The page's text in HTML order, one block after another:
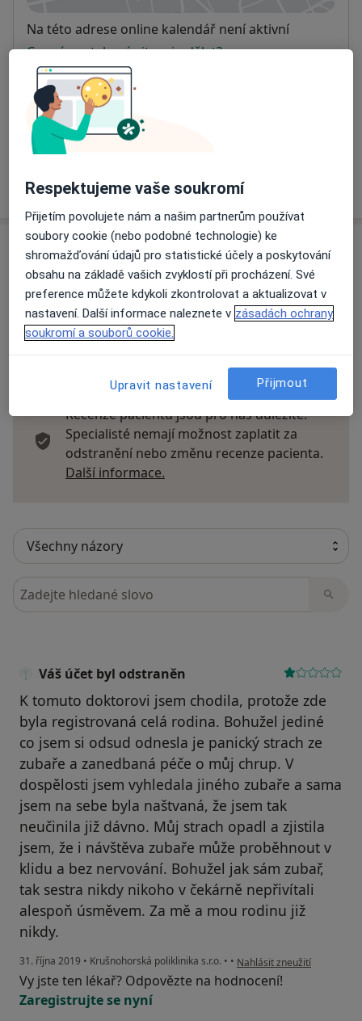
Dostupnost
Na této adrese online kalendář není aktivní
Co mám v takové situaci udělat?
Způsoby platby (soukromé návštěvy)
Na teto adrese lékař přijímá pacienty na pojišťovnu
Detaily
Víceo adrese
Názory
Přidejte svůj názor
Recenze pacientů jsou pro nás důležité.
Specialisté nemají možnost zaplatit za
odstranění nebo změnu recenze pacienta.
Další informace.
Hledejte v názorech
Váš účet byl odstraněn
K tomuto doktorovi jsem chodila, protože zde
byla registrovaná celá rodina. Bohužel jediné
co jsem si odsud odnesla je panický strach ze
zubaře a zanedbaná péče o můj chrup. V
dospělosti jsem vyhledala jiného zubaře a sama
jsem na sebe byla naštvaná, že jsem tak
neučinila již dávno. Můj strach opadl a zjistila
jsem, že i návštěva zubaře může proběhnout v
klidu a bez nervování. Bohužel jak sám zubař,
tak sestra nikdy nikoho v čekárně nepřivítali
alespoň úsměvem. Za mě a mou rodinu již
nikdy.
31. října 2019 • Krušnohorská poliklinika s.r.o. • • podle názoru uživatele Váš
Nahlásit zneužití
Vy jste ten lékař? Odpovězte na hodnocení!
Zaregistrujte se nyní
Respektujeme vaše soukromí
Přijetím povolujete nám a našim partnerům používat
soubory cookie (nebo podobné technologie) ke
shromažďování údajů pro statistické účely a poskytování
obsahu na základě vašich zvyklostí při procházení. Své
preference můžete kdykoli zkontrolovat a aktualizovat v
nastavení. Další informace naleznete v zásadách ochrany
soukromí a souborů cookie.
Upravit nastavení Přijmout